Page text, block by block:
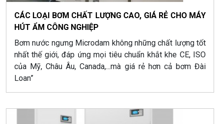
CÁC LOẠI BƠM CHẤT LƯỢNG CAO, GIÁ RẺ CHO MÁY
HÚT ẨM CÔNG NGHIỆP
Bơm nước ngưng Microdam không những chất lượng tốt
nhất thế giới, đáp ứng mọi tiêu chuẩn khắt khe CE, ISO
của Mỹ, Châu Âu, Canada,...mà giá rẻ hơn cả bơm Đài
Loan”